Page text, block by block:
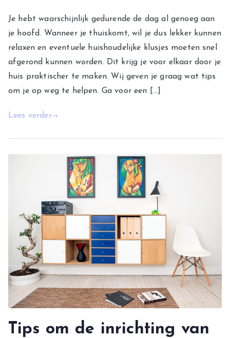
Je hebt waarschijnlijk gedurende de dag al genoeg aan
je hoofd. Wanneer je thuiskomt, wil je dus lekker kunnen
relaxen en eventuele huishoudelijke klusjes moeten snel
afgerond kunnen worden. Dit krijg je voor elkaar door je
huis praktischer te maken. Wij geven je graag wat tips
om je op weg te helpen. Ga voor een […]
Lees verder
Tips om de inrichting van